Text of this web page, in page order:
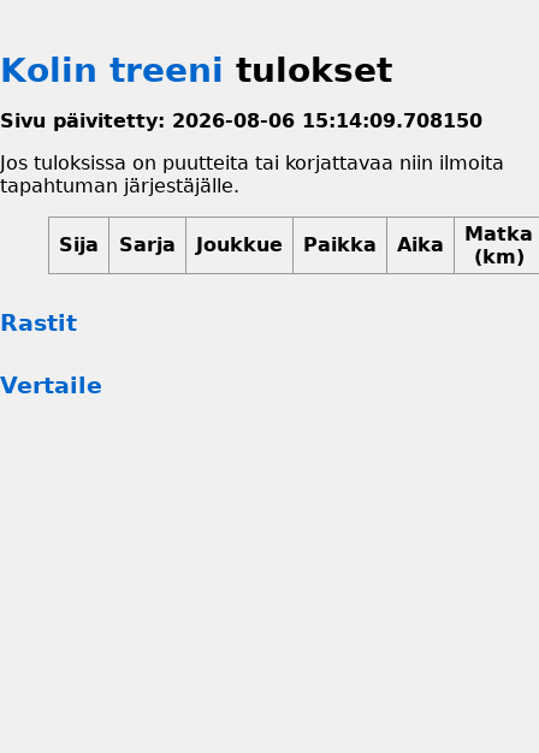
Kolin treeni tulokset
Sivu päivitetty: 2026-08-06 15:14:09.708150
Jos tuloksissa on puutteita tai korjattavaa niin ilmoita
tapahtuman järjestäjälle.
Sija Sarja Joukkue Paikka Aika
Matka
(km)
Rastit
Vertaile